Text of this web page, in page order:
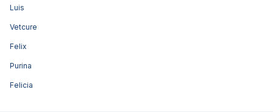
Luis
Vetcure
Felix
Purina
Felicia